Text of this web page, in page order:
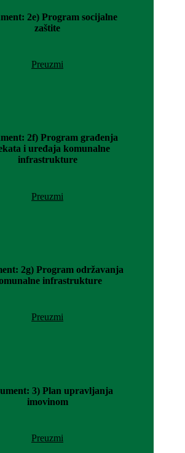
2e) Program socijalne
zaštite
Preuzmi
2f) Program građenja
i uređaja komunalne
infrastrukture
Preuzmi
2g) Program održavanja
infrastrukture
Preuzmi
3) Plan upravljanja
imovinom
Preuzmi